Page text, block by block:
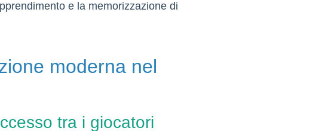
e la memorizzazione di
moderna nel
tra i giocatori